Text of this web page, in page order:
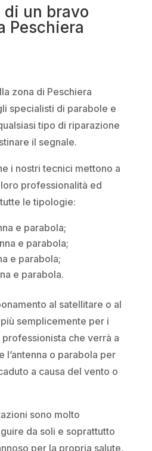
di un bravo
Peschiera
zona di Peschiera
specialisti di parabole e
tipo di riparazione
il segnale.
i nostri tecnici mettono a
professionalità ed
le tipologie:
e parabola;
e parabola;
e parabola;
e parabola.
al satellitare o al
semplicemente per i
che verrà a
l’antenna o parabola per
a causa del vento o
sono molto
da soli e soprattutto
per la propria salute,